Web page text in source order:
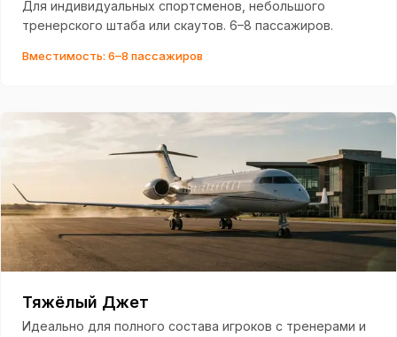
Для индивидуальных спортсменов, небольшого
тренерского штаба или скаутов. 6–8 пассажиров.
Вместимость: 6–8 пассажиров
Тяжёлый Джет
Идеально для полного состава игроков с тренерами и